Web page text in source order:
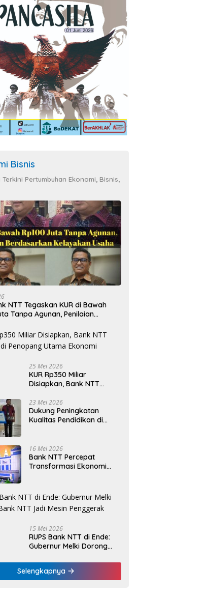
Bisnis
Pertumbuhan Ekonomi, Bisnis,
NTT Tegaskan KUR di Bawah
Tanpa Agunan, Penilaian
25 Mei 2026
KUR Rp350 Miliar
Disiapkan, Bank NTT
Utama Ekonomi Rakyat
23 Mei 2026
Dukung Peningkatan
Kualitas Pendidikan di
Mahasiswa Universitas
Katolik Weetebula
16 Mei 2026
Bank NTT Percepat
Transformasi Ekonomi
Baru
15 Mei 2026
RUPS Bank NTT di Ende:
Gubernur Melki Dorong
Penggerak UMKM
Selengkapnya